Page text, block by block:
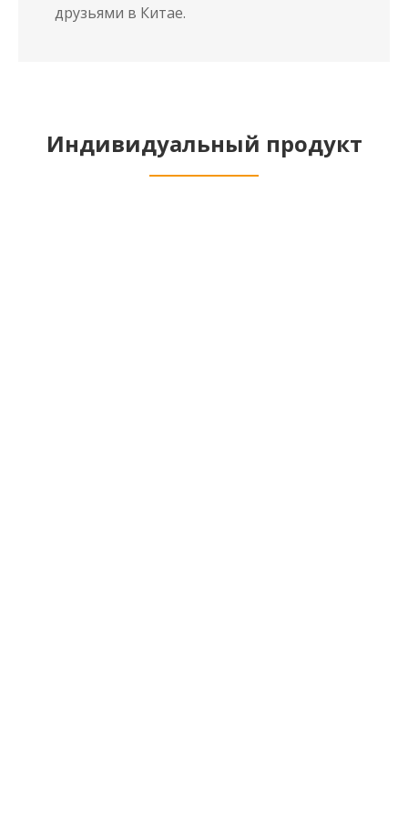
друзьями в Китае.
Индивидуальный продукт